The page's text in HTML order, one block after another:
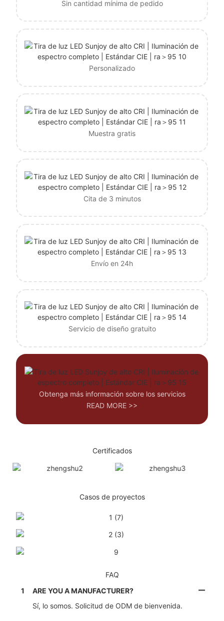
Sin cantidad mínima de pedido
Personalizado
Muestra gratis
Cita de 3 minutos
Envío en 24h
Servicio de diseño gratuito
Obtenga más información sobre los servicios
READ MORE >>
Certificados
Casos de proyectos
FAQ
1
ARE YOU A MANUFACTURER?
Sí, lo somos. Solicitud de ODM de bienvenida.